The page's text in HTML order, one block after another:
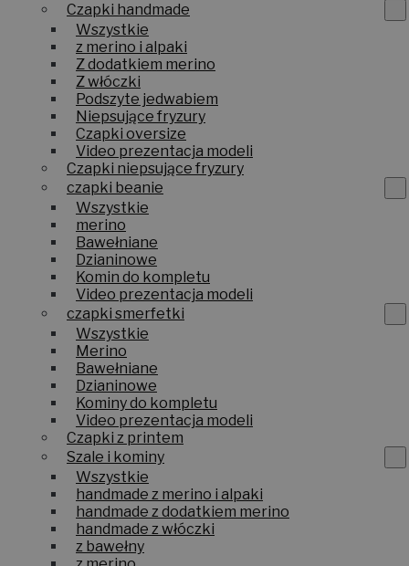
Czapki handmade
Wszystkie
z merino i alpaki
Z dodatkiem merino
Z włóczki
Podszyte jedwabiem
Niepsujące fryzury
Czapki oversize
Video prezentacja modeli
Czapki niepsujące fryzury
czapki beanie
Wszystkie
merino
Bawełniane
Dzianinowe
Komin do kompletu
Video prezentacja modeli
czapki smerfetki
Wszystkie
Merino
Bawełniane
Dzianinowe
Kominy do kompletu
Video prezentacja modeli
Czapki z printem
Szale i kominy
Wszystkie
handmade z merino i alpaki
handmade z dodatkiem merino
handmade z włóczki
z bawełny